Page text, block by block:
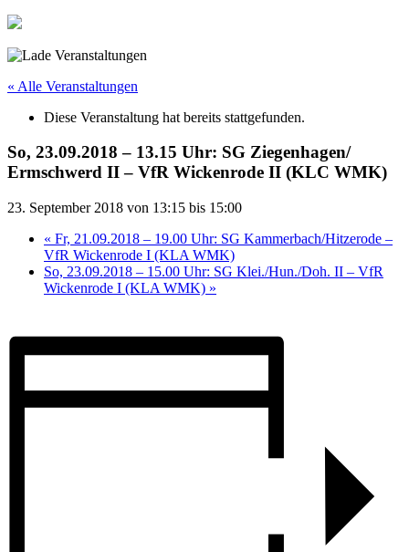
« Alle Veranstaltungen
Diese Veranstaltung hat bereits stattgefunden.
So, 23.09.2018 – 13.15 Uhr: SG Ziegenhagen/​
Ermschwerd II – VfR Wickenrode II (KLC WMK)
23. September 2018 von 13:15 bis 15:00
« Fr, 21.09.2018 – 19.00 Uhr: SG Kammerbach/​Hitzerode –
VfR Wickenrode I (KLA WMK)
So, 23.09.2018 – 15.00 Uhr: SG Klei./Hun./Doh. II – VfR
Wickenrode I (KLA WMK) »